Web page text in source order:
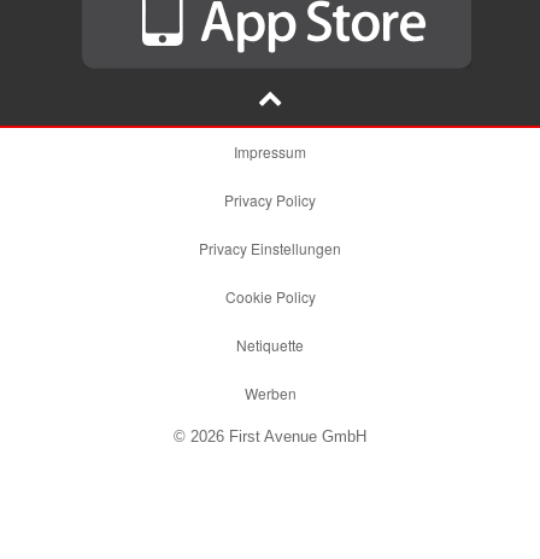
Impressum
Privacy Policy
Privacy Einstellungen
Cookie Policy
Netiquette
Werben
© 2026 First Avenue GmbH